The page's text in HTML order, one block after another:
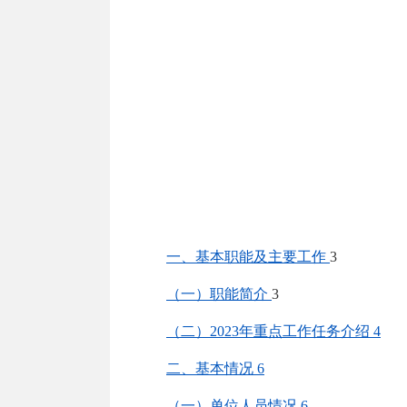
一、基本职能及主要工作 3
（一）职能简介 3
（二） 2023年重点工作任务介绍 4
二、基本情况 6